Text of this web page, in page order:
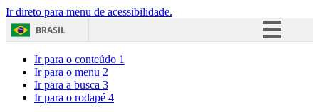
Ir direto para menu de acessibilidade.
BRASIL
Ir para o conteúdo 1
Ir para o menu 2
Ir para a busca 3
Ir para o rodapé 4